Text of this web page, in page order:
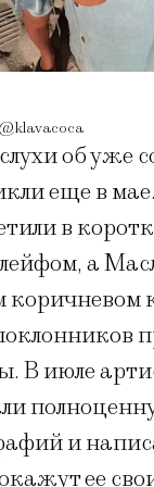
об уже
еще в
в
а
коричневом
В июле
и
ее